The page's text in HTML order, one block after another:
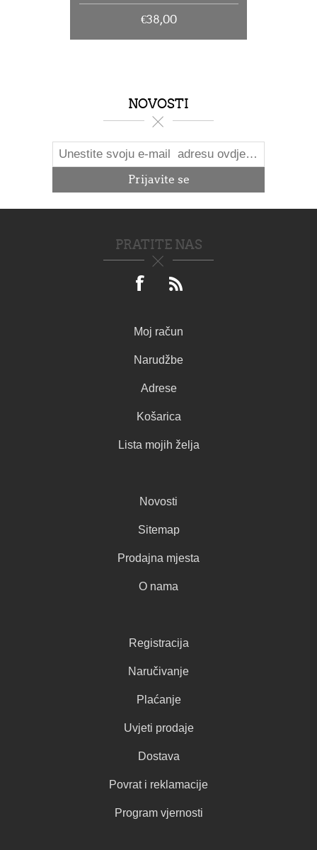
SJENILO 228 7G
€38,00
NOVOSTI
PRATITE NAS
Moj račun
Narudžbe
Adrese
Košarica
Lista mojih želja
Novosti
Sitemap
Prodajna mjesta
O nama
Registracija
Naručivanje
Plaćanje
Uvjeti prodaje
Dostava
Povrat i reklamacije
Program vjernosti